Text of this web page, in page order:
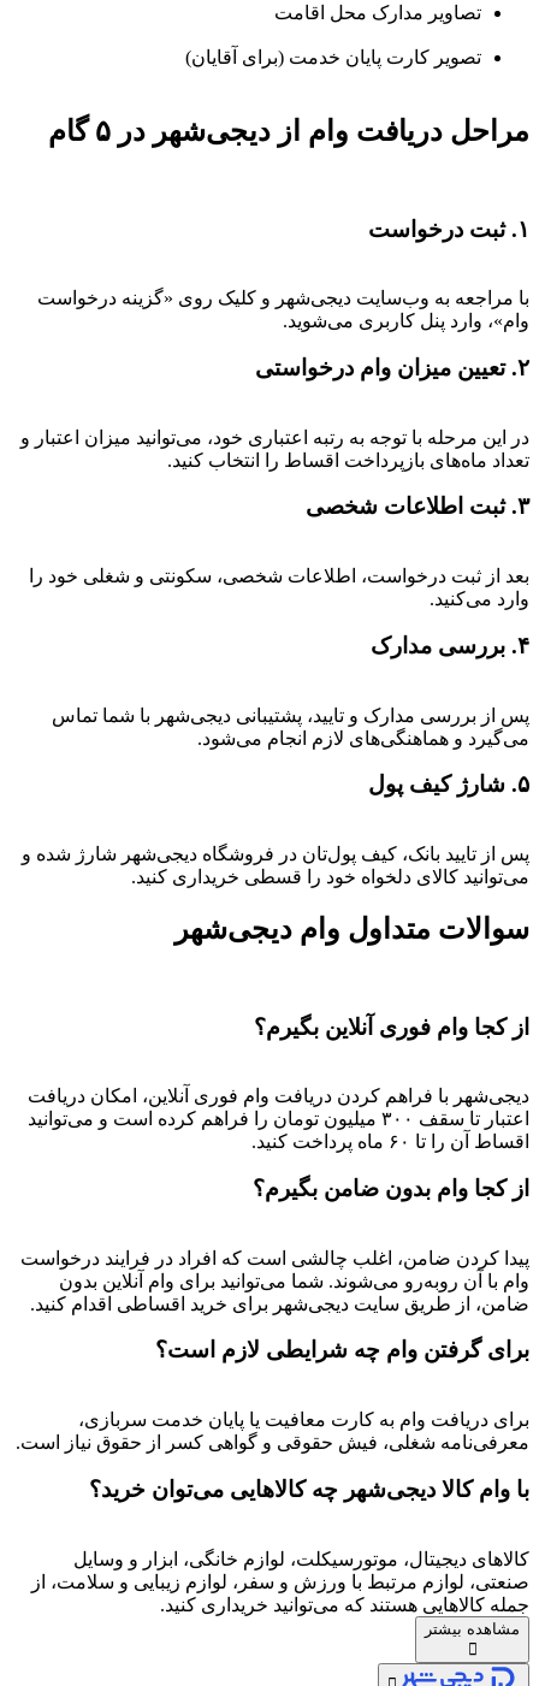
تصاویر مدارک محل اقامت
تصویر کارت پایان خدمت (برای آقایان)
مراحل دریافت وام از دیجی‌شهر در ۵ گام
۱. ثبت درخواست
با مراجعه به وب‌سایت دیجی‌شهر و کلیک روی «گزینه درخواست
وام»، وارد پنل کاربری می‌شوید.
۲. تعیین میزان وام درخواستی
در این مرحله با توجه به رتبه اعتباری خود، می‌توانید میزان اعتبار و
تعداد ماه‌های بازپرداخت اقساط را انتخاب کنید.
۳. ثبت اطلاعات شخصی
بعد از ثبت درخواست، اطلاعات شخصی، سکونتی و شغلی خود را
وارد می‌کنید.
۴. بررسی مدارک
پس از بررسی مدارک و تایید، پشتیبانی دیجی‌شهر با شما تماس
می‌گیرد و هماهنگی‌های لازم انجام می‌شود.
۵. شارژ کیف پول
پس از تایید بانک، کیف پول‌تان در فروشگاه دیجی‌شهر شارژ شده و
می‌توانید کالای دلخواه خود را قسطی خریداری کنید.
سوالات متداول وام دیجی‌شهر
از کجا وام فوری آنلاین بگیرم؟
دیجی‌شهر با فراهم کردن دریافت وام فوری آنلاین، امکان دریافت
اعتبار تا سقف ۳۰۰ میلیون تومان را فراهم کرده است و می‌توانید
اقساط آن را تا ۶۰ ماه پرداخت کنید.
از کجا وام بدون ضامن بگیرم؟
پیدا کردن ضامن، اغلب چالشی است که افراد در فرایند درخواست
وام با آن روبه‌رو می‌شوند. شما می‌توانید برای وام آنلاین بدون
ضامن، از طریق سایت دیجی‌شهر برای خرید اقساطی اقدام کنید.
برای گرفتن وام چه شرایطی لازم است؟
برای دریافت وام به کارت معافیت یا پایان خدمت سربازی،
معرفی‌نامه شغلی، فیش حقوقی و گواهی کسر از حقوق نیاز است.
با وام کالا دیجی‌شهر چه کالاهایی می‌توان خرید؟
کالاهای دیجیتال، موتورسیکلت، لوازم خانگی، ابزار و وسایل
صنعتی، لوازم مرتبط با ورزش و سفر، لوازم زیبایی و سلامت، از
جمله کالاهایی هستند که می‌توانید خریداری کنید.
مشاهده بیشتر